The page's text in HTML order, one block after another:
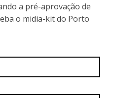
a pré-aprovação de
o midia-kit do Porto